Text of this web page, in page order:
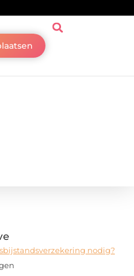
nodig?